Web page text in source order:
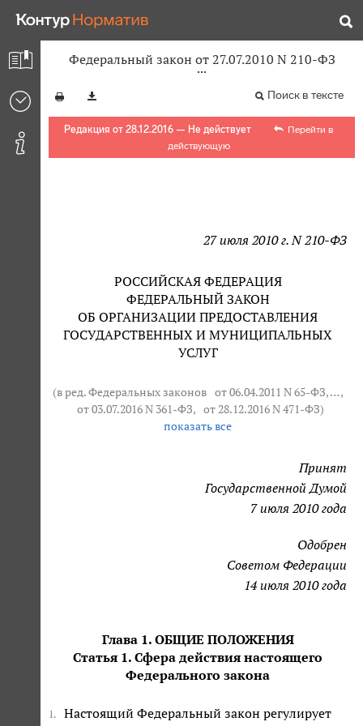
Федеральный закон от 27.07.2010 N 210-ФЗ
Поиск в тексте
Редакция от 28.12.2016 — Не действует
Перейти в
действующую
27 июля 2010 г. N 210-ФЗ
РОССИЙСКАЯ ФЕДЕРАЦИЯ
ФЕДЕРАЛЬНЫЙ ЗАКОН
ОБ ОРГАНИЗАЦИИ ПРЕДОСТАВЛЕНИЯ
ГОСУДАРСТВЕННЫХ И МУНИЦИПАЛЬНЫХ
УСЛУГ
(в ред. Федеральных законов от 06.04.2011 N 65-ФЗ, … ,
от 03.07.2016 N 361-ФЗ, от 28.12.2016 N 471-ФЗ)
показать все
Принят
Государственной Думой
7 июля 2010 года
Одобрен
Советом Федерации
14 июля 2010 года
Глава 1. ОБЩИЕ ПОЛОЖЕНИЯ
Статья 1. Сфера действия настоящего
Федерального закона
1.
Настоящий Федеральный закон регулирует